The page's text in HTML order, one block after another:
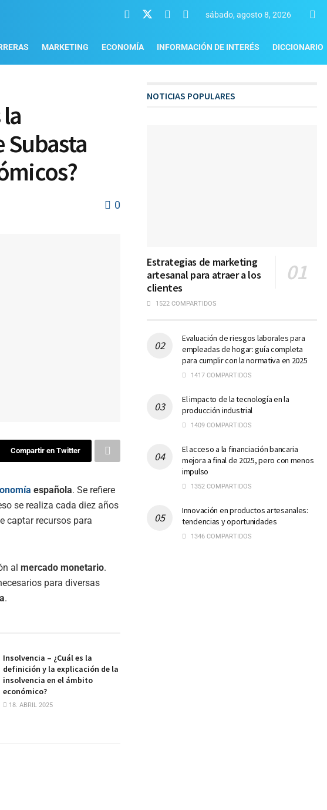
sábado, agosto 8, 2026
MARKETING ECONOMÍA INFORMACIÓN DE INTERÉS DICCIONARIO
0
Compartir en Twitter
española. Se refiere
se realiza cada diez años
captar recursos para
al mercado monetario.
para diversas
.
Insolvencia – ¿Cuál es la
definición y la explicación de la
insolvencia en el ámbito
económico?
18. ABRIL 2025
NOTICIAS POPULARES
Estrategias de marketing
artesanal para atraer a los
clientes
1522 COMPARTIDOS
Evaluación de riesgos laborales para
empleadas de hogar: guía completa
para cumplir con la normativa en 2025
1417 COMPARTIDOS
El impacto de la tecnología en la
producción industrial
1409 COMPARTIDOS
El acceso a la financiación bancaria
mejora a final de 2025, pero con menos
impulso
1352 COMPARTIDOS
Innovación en productos artesanales:
tendencias y oportunidades
1346 COMPARTIDOS